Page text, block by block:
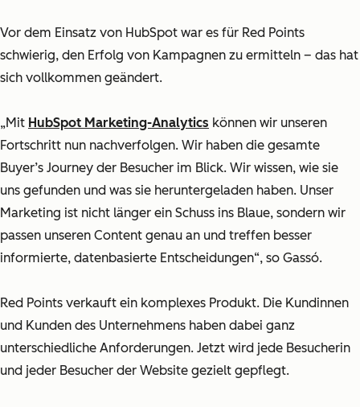
Vor dem Einsatz von HubSpot war es für Red Points
schwierig, den Erfolg von Kampagnen zu ermitteln – das hat
sich vollkommen geändert.
„Mit HubSpot Marketing-Analytics können wir unseren
Fortschritt nun nachverfolgen. Wir haben die gesamte
Buyer’s Journey der Besucher im Blick. Wir wissen, wie sie
uns gefunden und was sie heruntergeladen haben. Unser
Marketing ist nicht länger ein Schuss ins Blaue, sondern wir
passen unseren Content genau an und treffen besser
informierte, datenbasierte Entscheidungen“, so Gassó.
Red Points verkauft ein komplexes Produkt. Die Kundinnen
und Kunden des Unternehmens haben dabei ganz
unterschiedliche Anforderungen. Jetzt wird jede Besucherin
und jeder Besucher der Website gezielt gepflegt.